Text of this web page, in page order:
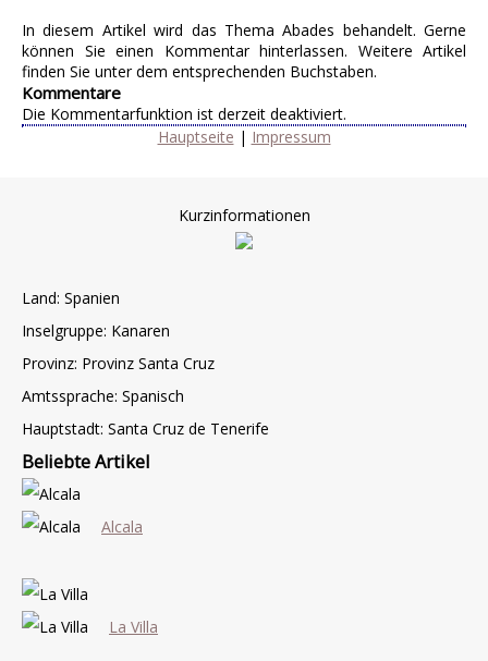
In diesem Artikel wird das Thema Abades behandelt. Gerne
können Sie einen Kommentar hinterlassen. Weitere Artikel
finden Sie unter dem entsprechenden Buchstaben.
Kommentare
Die Kommentarfunktion ist derzeit deaktiviert.
Hauptseite | Impressum
Kurzinformationen
Land: Spanien
Inselgruppe: Kanaren
Provinz: Provinz Santa Cruz
Amtssprache: Spanisch
Hauptstadt: Santa Cruz de Tenerife
Beliebte Artikel
Alcala
La Villa